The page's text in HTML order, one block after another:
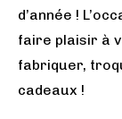
d’année !
faire plaisir à
fabriquer,
cadeaux !